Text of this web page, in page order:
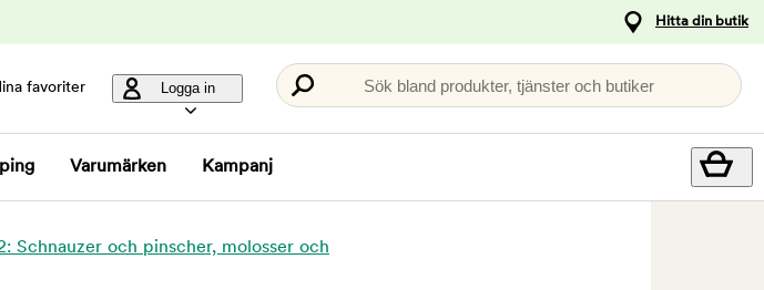
Hitta din butik
favoriter Logga in Sök bland produkter, tjänster och butiker
Varumärken Kampanj
Schnauzer och pinscher, molosser och